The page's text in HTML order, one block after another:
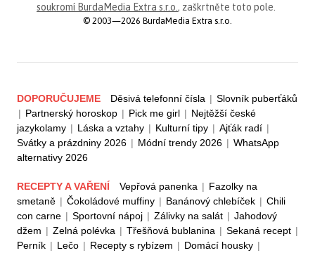
soukromí BurdaMedia Extra s.r.o., zaškrtněte toto pole.
© 2003—2026 BurdaMedia Extra s.r.o.
DOPORUČUJEME Děsivá telefonní čísla | Slovník puberťáků
| Partnerský horoskop | Pick me girl | Nejtěžší české
jazykolamy | Láska a vztahy | Kulturní tipy | Ajťák radí |
Svátky a prázdniny 2026 | Módní trendy 2026 | WhatsApp
alternativy 2026
RECEPTY A VAŘENÍ Vepřová panenka | Fazolky na
smetaně | Čokoládové muffiny | Banánový chlebíček | Chili
con carne | Sportovní nápoj | Zálivky na salát | Jahodový
džem | Zelná polévka | Třešňová bublanina | Sekaná recept |
Perník | Lečo | Recepty s rybízem | Domácí housky |